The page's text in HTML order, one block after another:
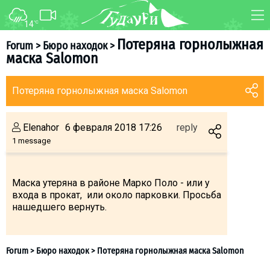
14°C
Forum>Бюро находок> Потеряна горнолыжная
маска Salomon
Потеряна горнолыжная маска Salomon
Elenahor
1 message
6 февраля 2018 17:26 reply
Маска утеряна в районе Марко Поло - или у
входа в прокат, или около парковки. Просьба
нашедшего вернуть.
FORUM MAP
TRANSFER
About ski resort
Ski instructors
Ski rent
Kids in Gudauri
Après-ski
Events schedule
Join telegram